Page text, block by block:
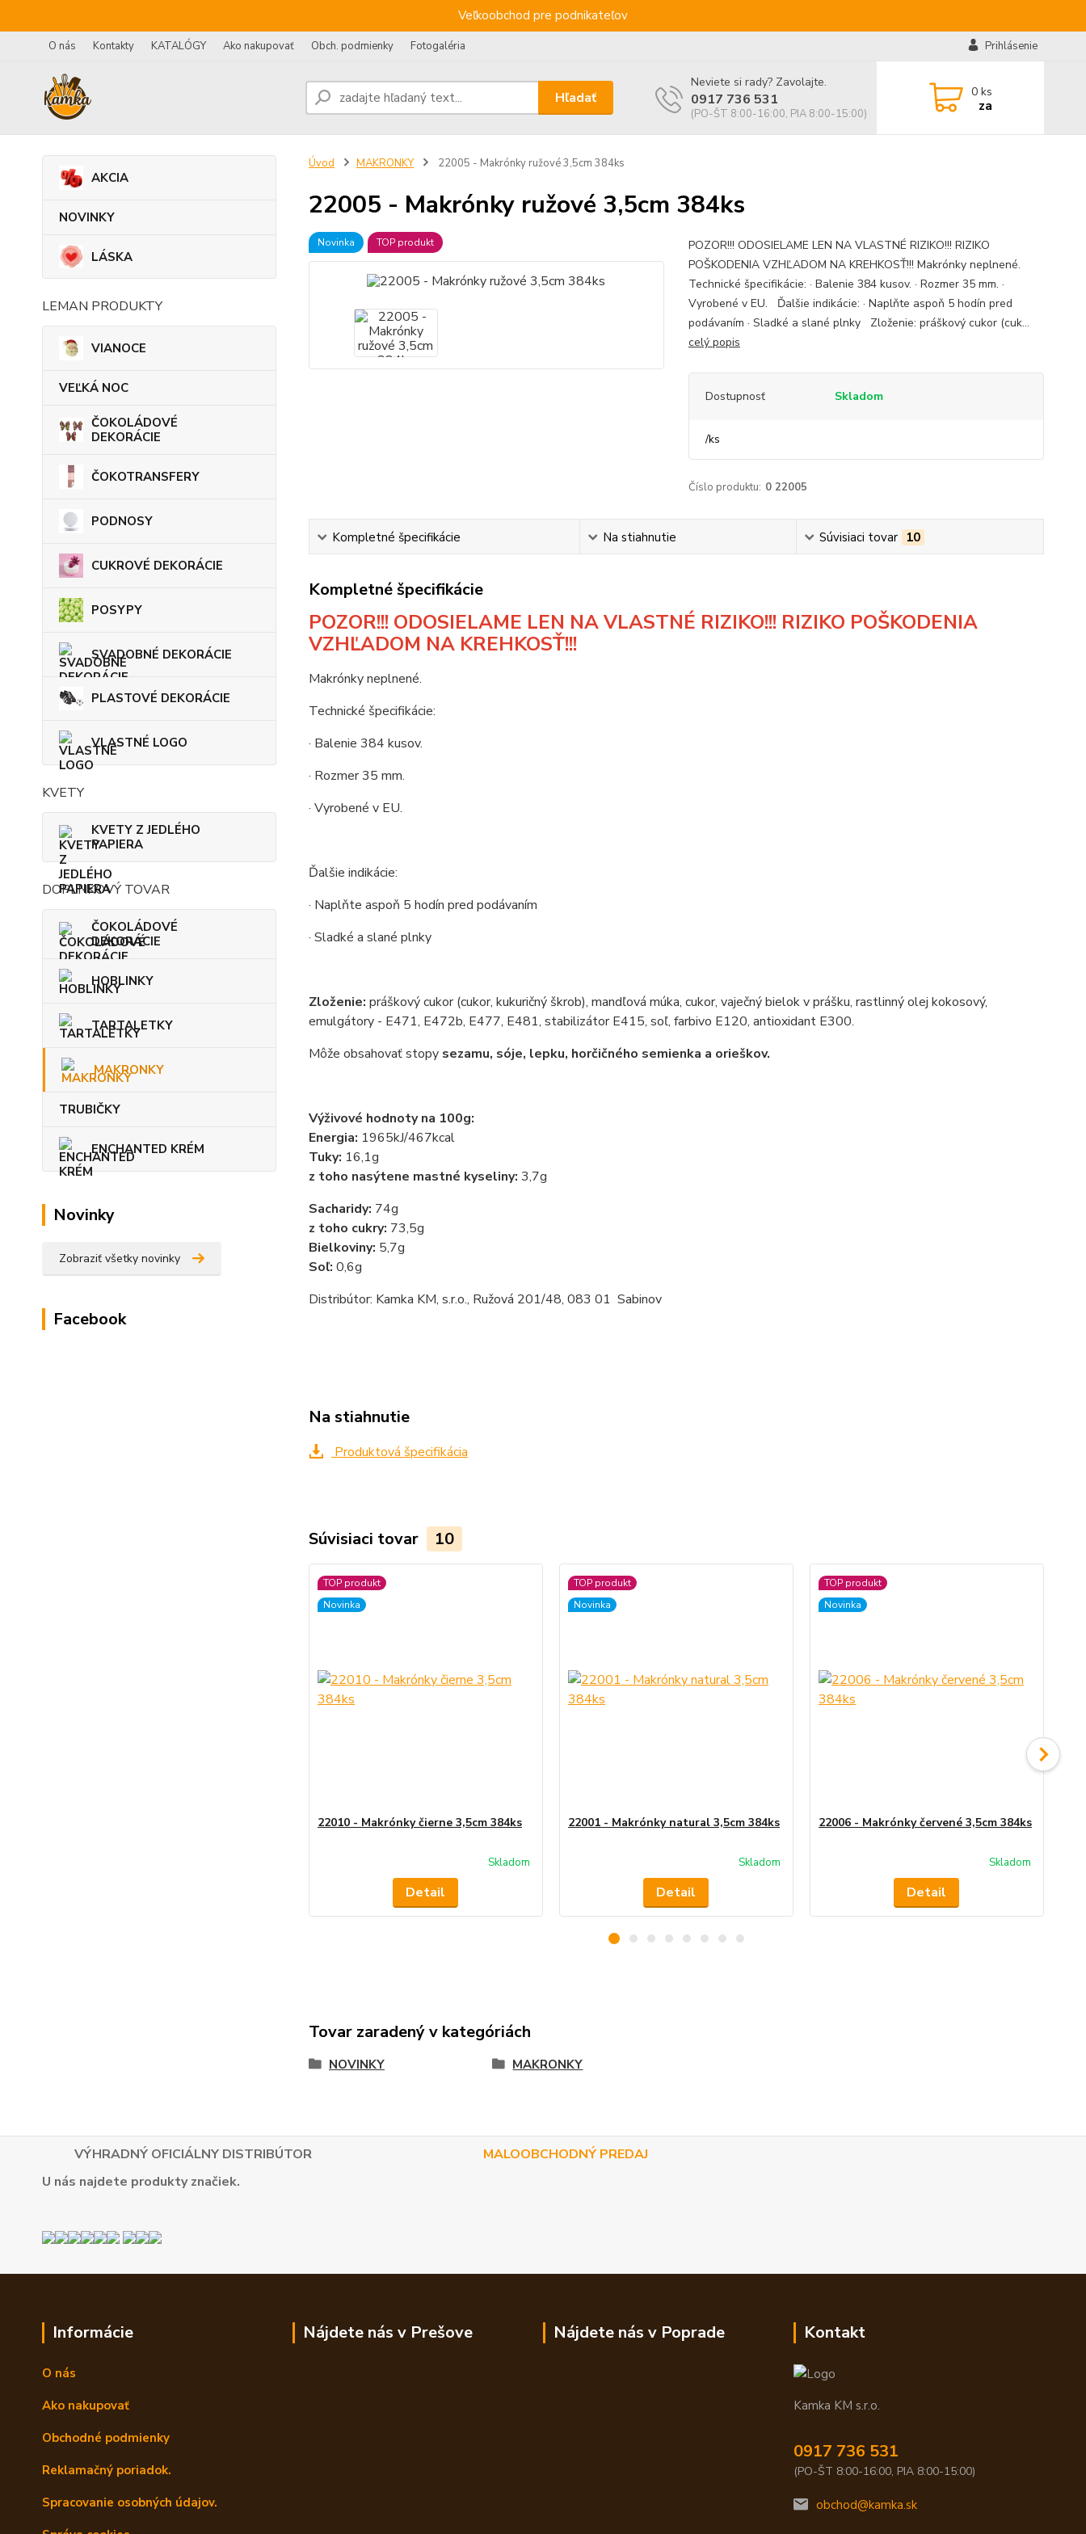
Veľkoobchod pre podnikateľov
O nás Kontakty KATALÓGY Ako nakupovať Obch. podmienky Fotogaléria Prihlásenie
Hľadať
Neviete si rady? Zavolajte.
0917 736 531
(PO-ŠT 8:00-16:00, PIA 8:00-15:00)
0 ks
za
AKCIA
NOVINKY
LÁSKA
LEMAN PRODUKTY
VIANOCE
VEĽKÁ NOC
ČOKOLÁDOVÉ
DEKORÁCIE
ČOKOTRANSFERY
PODNOSY
CUKROVÉ DEKORÁCIE
POSYPY
SVADOBNÉ DEKORÁCIE
PLASTOVÉ DEKORÁCIE
VLASTNÉ LOGO
KVETY
KVETY Z JEDLÉHO
PAPIERA
DOPLNKOVÝ TOVAR
ČOKOLÁDOVÉ
DEKORÁCIE
HOBLINKY
TARTALETKY
MAKRONKY
TRUBIČKY
ENCHANTED KRÉM
Novinky
Zobraziť všetky novinky
Facebook
Úvod MAKRONKY 22005 - Makrónky ružové 3,5cm 384ks
22005 - Makrónky ružové 3,5cm 384ks
Novinka TOP produkt
POZOR!!! ODOSIELAME LEN NA VLASTNÉ RIZIKO!!! RIZIKO
POŠKODENIA VZHĽADOM NA KREHKOSŤ!!! Makrónky neplnené.
Technické špecifikácie: · Balenie 384 kusov. · Rozmer 35 mm. ·
Vyrobené v EU. Ďalšie indikácie: · Naplňte aspoň 5 hodín pred
podávaním · Sladké a slané plnky Zloženie: práškový cukor (cuk...
celý popis
Dostupnosť Skladom
/ks
Číslo produktu: 0 22005
Kompletné špecifikácie Na stiahnutie Súvisiaci tovar 10
Kompletné špecifikácie
POZOR!!! ODOSIELAME LEN NA VLASTNÉ RIZIKO!!! RIZIKO POŠKODENIA
VZHĽADOM NA KREHKOSŤ!!!
Makrónky neplnené.
Technické špecifikácie:
· Balenie 384 kusov.
· Rozmer 35 mm.
· Vyrobené v EU.
Ďalšie indikácie:
· Naplňte aspoň 5 hodín pred podávaním
· Sladké a slané plnky
Zloženie: práškový cukor (cukor, kukuričný škrob), mandľová múka, cukor, vaječný bielok v prášku, rastlinný olej kokosový,
emulgátory - E471, E472b, E477, E481, stabilizátor E415, soľ, farbivo E120, antioxidant E300.
Môže obsahovať stopy sezamu, sóje, lepku, horčičného semienka a orieškov.
Výživové hodnoty na 100g:
Energia: 1965kJ/467kcal
Tuky: 16,1g
z toho nasýtene mastné kyseliny: 3,7g
Sacharidy: 74g
z toho cukry: 73,5g
Bielkoviny: 5,7g
Soľ: 0,6g
Distribútor: Kamka KM, s.r.o., Ružová 201/48, 083 01 Sabinov
Na stiahnutie
Produktová špecifikácia
Súvisiaci tovar 10
TOP produkt
Novinka
22010 - Makrónky čierne 3,5cm 384ks
Skladom
Detail
TOP produkt
Novinka
22001 - Makrónky natural 3,5cm 384ks
Skladom
Detail
TOP produkt
Novinka
22006 - Makrónky červené 3,5cm 384ks
Skladom
Detail
Tovar zaradený v kategóriách
NOVINKY MAKRONKY
VÝHRADNÝ OFICIÁLNY DISTRIBÚTOR
MALOOBCHODNÝ PREDAJ
U nás najdete produkty značiek.
Informácie
O nás
Ako nakupovať
Obchodné podmienky
Reklamačný poriadok.
Spracovanie osobných údajov.
Nájdete nás v Prešove Nájdete nás v Poprade Kontakt
Kamka KM s.r.o.
0917 736 531
(PO-ŠT 8:00-16:00, PIA 8:00-15:00)
obchod@kamka.sk